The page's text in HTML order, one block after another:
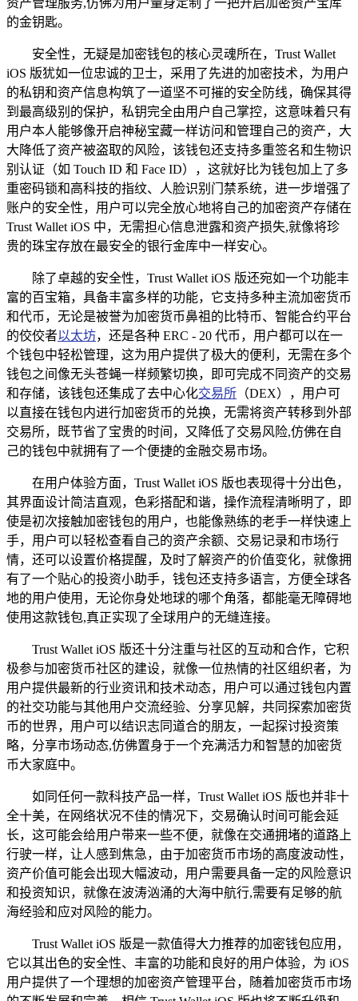
的金钥匙。
安全性，无疑是加密钱包的核心灵魂所在，Trust Wallet
iOS 版犹如一位忠诚的卫士，采用了先进的加密技术，为用户
的私钥和资产信息构筑了一道坚不可摧的安全防线，确保其得
到最高级别的保护，私钥完全由用户自己掌控，这意味着只有
用户本人能够像开启神秘宝藏一样访问和管理自己的资产，大
大降低了资产被盗取的风险，该钱包还支持多重签名和生物识
别认证（如 Touch ID 和 Face ID），这就好比为钱包加上了多
重密码锁和高科技的指纹、人脸识别门禁系统，进一步增强了
账户的安全性，用户可以完全放心地将自己的加密资产存储在
Trust Wallet iOS 中，无需担心信息泄露和资产损失,就像将珍
贵的珠宝存放在最安全的银行金库中一样安心。
除了卓越的安全性，Trust Wallet iOS 版还宛如一个功能丰
富的百宝箱，具备丰富多样的功能，它支持多种主流加密货币
和代币，无论是被誉为加密货币鼻祖的比特币、智能合约平台
的佼佼者以太坊，还是各种 ERC - 20 代币，用户都可以在一
个钱包中轻松管理，这为用户提供了极大的便利，无需在多个
钱包之间像无头苍蝇一样频繁切换，即可完成不同资产的交易
和存储，该钱包还集成了去中心化交易所 （DEX），用户可
以直接在钱包内进行加密货币的兑换，无需将资产转移到外部
交易所，既节省了宝贵的时间，又降低了交易风险,仿佛在自
己的钱包中就拥有了一个便捷的金融交易市场。
在用户体验方面，Trust Wallet iOS 版也表现得十分出色，
其界面设计简洁直观，色彩搭配和谐，操作流程清晰明了，即
使是初次接触加密钱包的用户，也能像熟练的老手一样快速上
手，用户可以轻松查看自己的资产余额、交易记录和市场行
情，还可以设置价格提醒，及时了解资产的价值变化，就像拥
有了一个贴心的投资小助手，钱包还支持多语言，方便全球各
地的用户使用，无论你身处地球的哪个角落，都能毫无障碍地
使用这款钱包,真正实现了全球用户的无缝连接。
Trust Wallet iOS 版还十分注重与社区的互动和合作，它积
极参与加密货币社区的建设，就像一位热情的社区组织者，为
用户提供最新的行业资讯和技术动态，用户可以通过钱包内置
的社交功能与其他用户交流经验、分享见解，共同探索加密货
币的世界，用户可以结识志同道合的朋友，一起探讨投资策
略，分享市场动态,仿佛置身于一个充满活力和智慧的加密货
币大家庭中。
如同任何一款科技产品一样，Trust Wallet iOS 版也并非十
全十美，在网络状况不佳的情况下，交易确认时间可能会延
长，这可能会给用户带来一些不便，就像在交通拥堵的道路上
行驶一样，让人感到焦急，由于加密货币市场的高度波动性，
资产价值可能会出现大幅波动，用户需要具备一定的风险意识
和投资知识，就像在波涛汹涌的大海中航行,需要有足够的航
海经验和应对风险的能力。
Trust Wallet iOS 版是一款值得大力推荐的加密钱包应用，
它以其出色的安全性、丰富的功能和良好的用户体验，为 iOS
用户提供了一个理想的加密资产管理平台，随着加密货币市场